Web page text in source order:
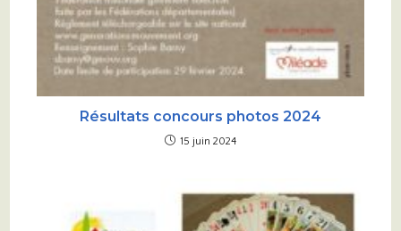
Résultats concours photos 2024
15 juin 2024